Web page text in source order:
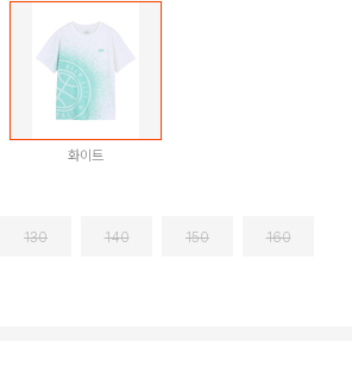
화이트
130 140 150 160